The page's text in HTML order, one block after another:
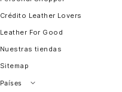
Crédito Leather Lovers
Leather For Good
Nuestras tiendas
Sitemap
Países